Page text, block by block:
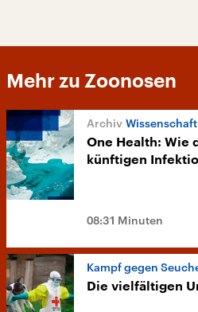
Mehr zu Zoonosen
One Health: Wie
künftigen
08:31 Minuten
Kampf gegen
Die vielfältigen